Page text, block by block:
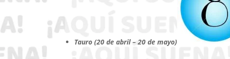
Tauro (20 de abril – 20 de mayo)